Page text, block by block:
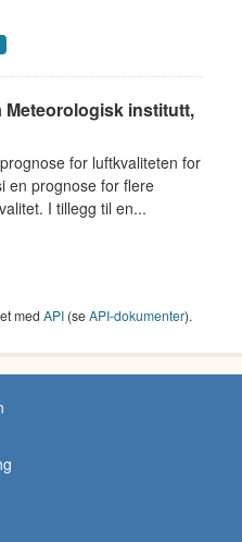
institutt,
for luftkvaliteten for
en prognose for flere
I tillegg til en...
med API (seAPI-dokumenter).